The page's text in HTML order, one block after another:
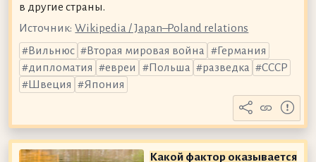
в другие страны.
Источник: Wikipedia / Japan–Poland relations
Вильнюс
Вторая мировая война
Германия
дипломатия
евреи Польша разведка
СССР
Швеция
Япония
Какой фактор оказывается